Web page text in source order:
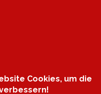
Cookies, um die